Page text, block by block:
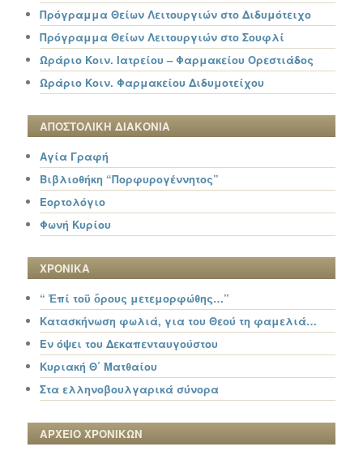
Πρόγραμμα Θείων Λειτουργιών στο Διδυμότειχο
Πρόγραμμα Θείων Λειτουργιών στο Σουφλί
Ωράριο Κοιν. Ιατρείου – Φαρμακείου Ορεστιάδος
Ωράριο Κοιν. Φαρμακείου Διδυμοτείχου
ΑΠΟΣΤΟΛΙΚΗ ΔΙΑΚΟΝΙΑ
Αγία Γραφή
Βιβλιοθήκη “Πορφυρογέννητος”
Εορτολόγιο
Φωνή Κυρίου
ΧΡΟΝΙΚΑ
“ Ἐπί τοῦ ὄρους μετεμορφώθης…”
Κατασκήνωση φωλιά, για του Θεού τη φαμελιά…
Εν όψει του Δεκαπενταυγούστου
Κυριακή Θ΄ Ματθαίου
Στα ελληνοβουλγαρικά σύνορα
ΑΡΧΕΙΟ ΧΡΟΝΙΚΩΝ